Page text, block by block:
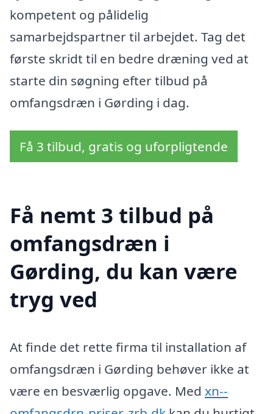
kompetent og pålidelig
samarbejdspartner til arbejdet. Tag det
første skridt til en bedre dræning ved at
starte din søgning efter tilbud på
omfangsdræn i Gørding i dag.
Få 3 tilbud, gratis og uforpligtende
Få nemt 3 tilbud på
omfangsdræn i
Gørding, du kan være
tryg ved
At finde det rette firma til installation af
omfangsdræn i Gørding behøver ikke at
være en besværlig opgave. Med xn--